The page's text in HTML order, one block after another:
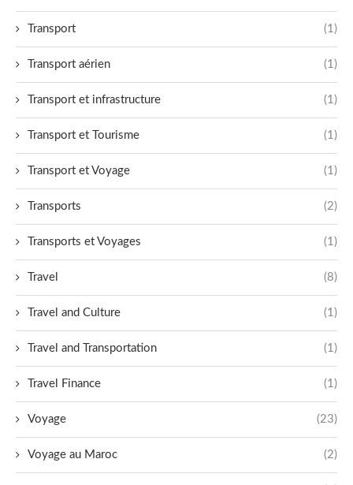
Transport (1)
Transport aérien (1)
Transport et infrastructure (1)
Transport et Tourisme (1)
Transport et Voyage (1)
Transports (2)
Transports et Voyages (1)
Travel (8)
Travel and Culture (1)
Travel and Transportation (1)
Travel Finance (1)
Voyage (23)
Voyage au Maroc (2)